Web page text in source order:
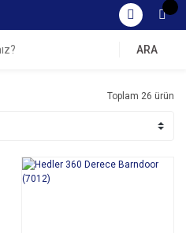
ARA
Toplam 26 ürün